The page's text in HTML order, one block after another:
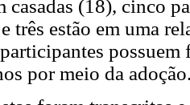
casadas (18), cinco
três estão em uma
por meio da